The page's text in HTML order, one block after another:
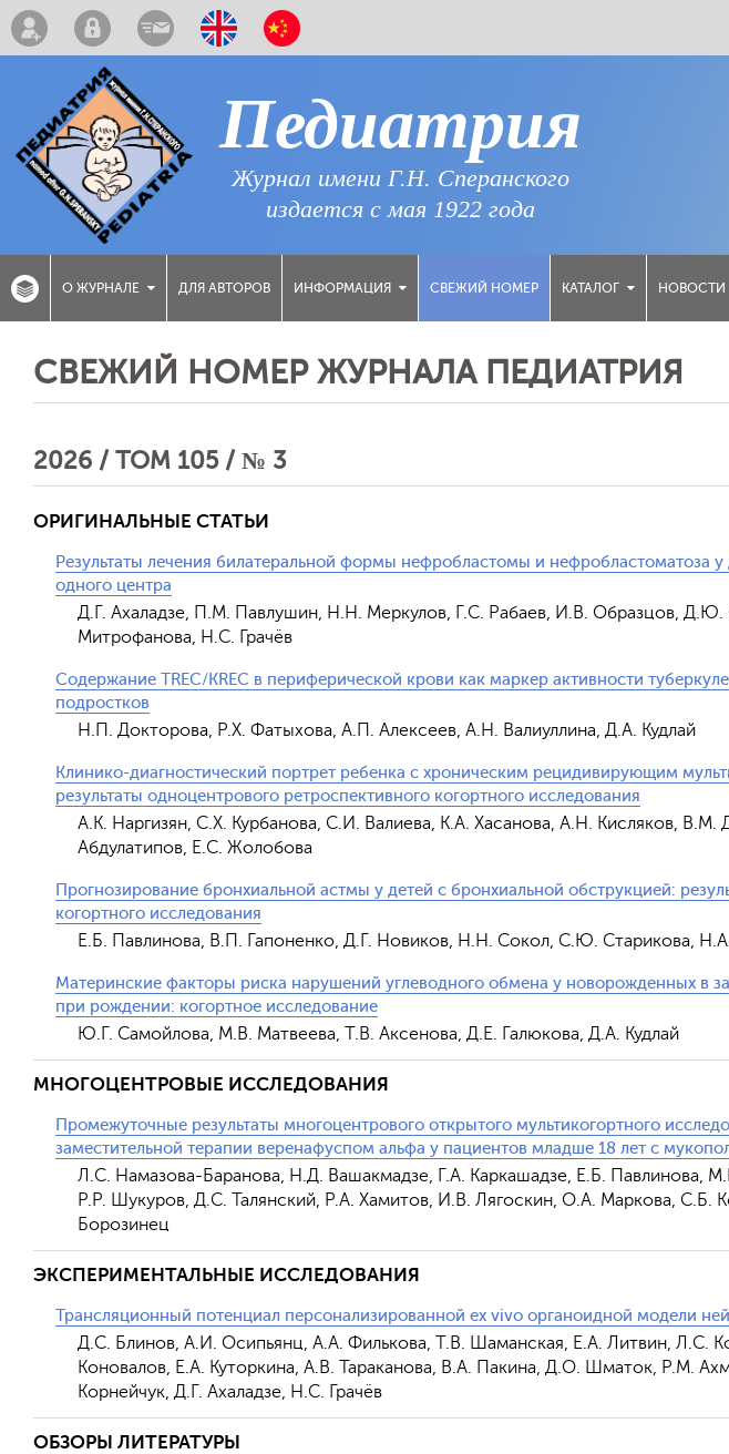
Педиатрия
Журнал имени Г.Н. Сперанского
издается с мая 1922 года
О ЖУРНАЛЕ ДЛЯ АВТОРОВ ИНФОРМАЦИЯ СВЕЖИЙ НОМЕР КАТАЛОГ НОВОСТИ
СВЕЖИЙ НОМЕР ЖУРНАЛА ПЕДИАТРИЯ
2026 / ТОМ 105 / № 3
ОРИГИНАЛЬНЫЕ СТАТЬИ
Результаты лечения билатеральной формы нефробластомы и нефробластоматоза
одного центра
Д.Г. Ахаладзе, П.М. Павлушин, Н.Н. Меркулов, Г.С. Рабаев, И.В. Образцов,
Митрофанова, Н.С. Грачёв
Содержание TREC/KREC в периферической крови как маркер активности
подростков
Н.П. Докторова, Р.Х. Фатыхова, А.П. Алексеев, А.Н. Валиуллина, Д.А. Кудлай
Клинико-диагностический портрет ребенка с хроническим рецидивирующим
результаты одноцентрового ретроспективного когортного исследования
А.К. Наргизян, С.Х. Курбанова, С.И. Валиева, К.А. Хасанова, А.Н. Кисляков,
Абдулатипов, Е.С. Жолобова
Прогнозирование бронхиальной астмы у детей с бронхиальной обструкцией:
когортного исследования
Е.Б. Павлинова, В.П. Гапоненко, Д.Г. Новиков, Н.Н. Сокол, С.Ю. Старикова,
Материнские факторы риска нарушений углеводного обмена у новорожденных в
при рождении: когортное исследование
Ю.Г. Самойлова, М.В. Матвеева, Т.В. Аксенова, Д.Е. Галюкова, Д.А. Кудлай
МНОГОЦЕНТРОВЫЕ ИССЛЕДОВАНИЯ
Промежуточные результаты многоцентрового открытого мультикогортного
заместительной терапии веренафуспом альфа у пациентов младше 18 лет с
Л.С. Намазова-Баранова, Н.Д. Вашакмадзе, Г.А. Каркашадзе, Е.Б. Павлинова,
Р.Р. Шукуров, Д.С. Талянский, Р.А. Хамитов, И.В. Лягоскин, О.А. Маркова, С.Б.
Борозинец
ЭКСПЕРИМЕНТАЛЬНЫЕ ИССЛЕДОВАНИЯ
Трансляционный потенциал персонализированной ex vivo органоидной модели
Д.С. Блинов, А.И. Осипьянц, А.А. Филькова, Т.В. Шаманская, Е.А. Литвин, Л.С.
Коновалов, Е.А. Куторкина, А.В. Тараканова, В.А. Пакина, Д.О. Шматок, Р.М.
Корнейчук, Д.Г. Ахаладзе, Н.С. Грачёв
ОБЗОРЫ ЛИТЕРАТУРЫ